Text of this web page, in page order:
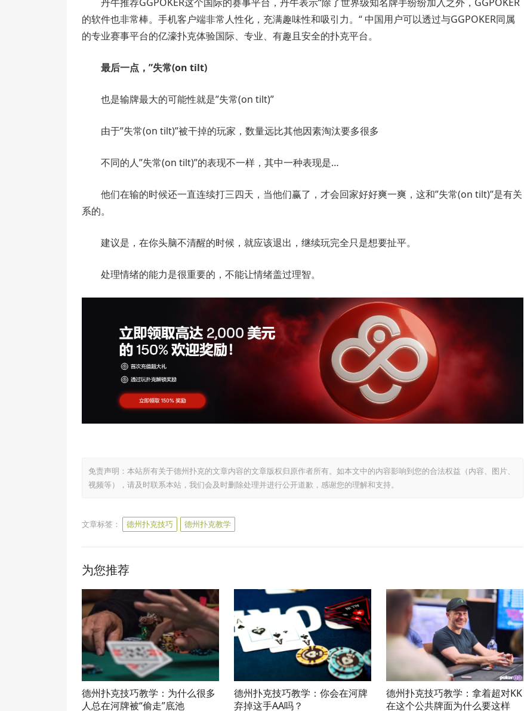
的软件也非常棒。手机客户端非常人性化，充满趣味性和吸引力。“ 中国用户可以透过与GGPOKER同属
的专业赛事平台的亿濠扑克体验国际、专业、有趣且安全的扑克平台。
最后一点，”失常(on tilt)
也是输牌最大的可能性就是”失常(on tilt)”
由于”失常(on tilt)”被干掉的玩家，数量远比其他因素淘汰要多很多
不同的人”失常(on tilt)”的表现不一样，其中一种表现是…
他们在输的时候还一直连续打三四天，当他们赢了，才会回家好好爽一爽，这和”失常(on tilt)”是有关
系的。
建议是，在你头脑不清醒的时候，就应该退出，继续玩完全只是想要扯平。
处理情绪的能力是很重要的，不能让情绪盖过理智。
免责声明：本站所有关于德州扑克的文章内容的文章版权归原作者所有。如本文中的内容影响到您的合法权益（内容、图片、
视频等），请及时联系本站，我们会及时删除处理并进行公开道歉，感谢您的理解和支持。
文章标签： 德州扑克技巧 德州扑克教学
为您推荐
德州扑克技巧教学：为什么很多
人总在河牌被“偷走”底池
德州扑克技巧教学：你会在河牌
弃掉这手AA吗？
德州扑克技巧教学：拿着超对KK
在这个公共牌面为什么要这样